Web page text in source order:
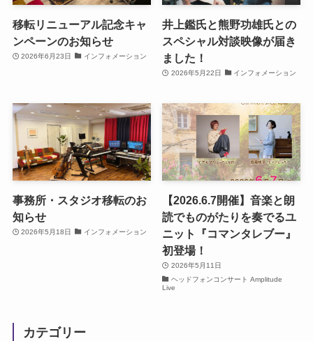
移転リニューアル記念キャ
ンペーンのお知らせ
2026年6月23日 インフォメーション
井上鑑氏と熊野功雄氏との
スペシャル対談映像が届き
ました！
2026年5月22日 インフォメーション
事務所・スタジオ移転のお
知らせ
2026年5月18日 インフォメーション
【2026.6.7開催】音楽と朗
読でものがたりを奏でるユ
ニット『コマンタレブー』
初登場！
2026年5月11日
ヘッドフォンコンサート Amplitude
Live
カテゴリー